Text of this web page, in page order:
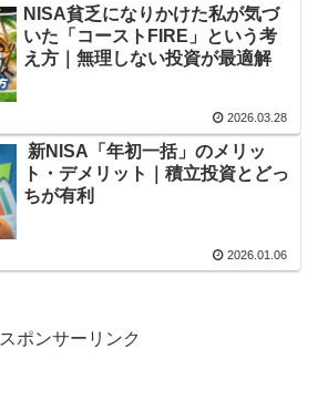
NISA貧乏になりかけた私が気づ
いた「コーストFIRE」という考
え方｜無理しない投資が最適解
2026.03.28
新NISA「年初一括」のメリッ
ト・デメリット｜積立投資とどっ
ちが有利
2026.01.06
スポンサーリンク